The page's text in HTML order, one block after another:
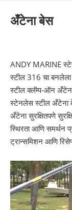
अँटेना बेस
ANDY MARINE
स्टील 316 चा
स्टील क्लॅम्प-ऑन
स्टेनलेस स्टील अँटेना
अँटेना सुरक्षितपणे
स्थिरता आणि समर्थन
ट्रान्समिशन आणि